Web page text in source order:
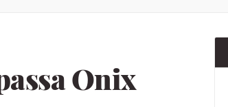
Onix